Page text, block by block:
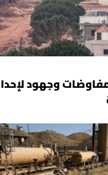
وجهود